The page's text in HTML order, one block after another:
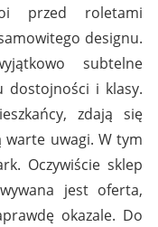
przed roletami
designu.
subtelne
dostojności i klasy.
zdają się
warte uwagi. W tym
Oczywiście sklep
jest oferta,
okazale. Do